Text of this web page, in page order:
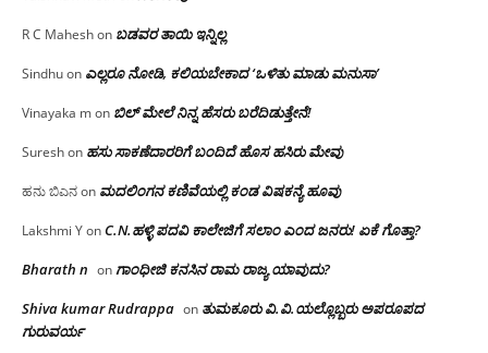
R C Maheshon ಬಡವರ ತಾಯಿ ಇನ್ನಿಲ್ಲ
Sindhuon ಎಲ್ಲರೂ ನೋಡಿ, ಕಲಿಯಬೇಕಾದ ‘ಒಳಿತು ಮಾಡು ಮನುಸಾ’
Vinayaka mon ಬಿಲ್ ಮೇಲೆ ನಿನ್ನ ಹೆಸರು ಬರೆದಿಡುತ್ತೇನೆ!
Sureshon ಹಸು ಸಾಕಣೆದಾರರಿಗೆ ಬಂದಿದೆ ಹೊಸ ಹಸಿರು ಮೇವು
ಹನು ಬಿಎನon ಮದಲಿಂಗನ ಕಣಿವೆಯಲ್ಲಿ ಕಂಡ ವಿಷಕನ್ಯೆ ಹೂವು
Lakshmi YonC.N.ಹಳ್ಳಿ ಪದವಿ ಕಾಲೇಜಿಗೆ ಸಲಾಂ‌ ಎಂದ ಜನರು! ಏಕೆ ಗೊತ್ತಾ?
Bharath n onಗಾಂಧೀಜಿ ಕನಸಿನ ರಾಮ ರಾಜ್ಯ ಯಾವುದು?
Shiva kumar Rudrappa on ತುಮಕೂರು‌ ವಿ.ವಿ.ಯಲ್ಲೊಬ್ಬರು ಅಪರೂಪದ
ಗುರುವರ್ಯ